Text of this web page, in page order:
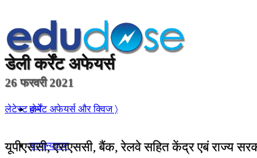
होम
सामान्यज्ञान
डेली कर्रेंट अफेयर्स
26 फरवरी 2021
लेटेस्ट कर्रेंट अफेयर्स और क्विज 〉
यूपीएससी, एसएससी, बैंक, रेलवे सहित केंद्र एबं राज्य